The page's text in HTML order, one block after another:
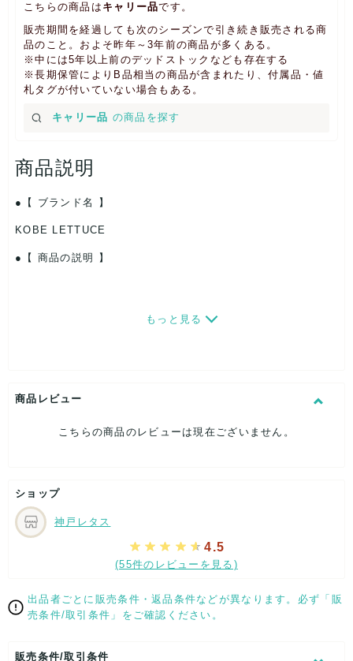
こちらの商品は キャリー品です。
販売期間を経過しても次のシーズンで引き続き販売される商
品のこと。およそ昨年～3年前の商品が多くある。
※中には5年以上前のデッドストックなども存在する
※長期保管によりB品相当の商品が含まれたり、付属品・値
札タグが付いていない場合もある。
キャリー品 の商品を探す
商品説明
【 ブランド名 】
KOBE LETTUCE
【 商品の説明 】
もっと見る
商品レビュー
こちらの商品のレビューは現在ございません。
ショップ
神戸レタス
4.5
(55件のレビューを見る)
出品者ごとに販売条件・返品条件などが異なります。必ず「販
売条件/取引条件」をご確認ください。
販売条件/取引条件